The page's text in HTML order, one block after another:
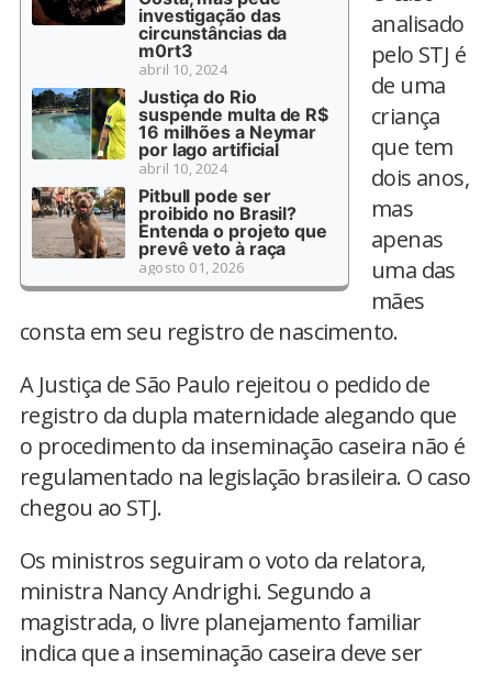
investigação das
circunstâncias da
m0rt3
abril 10, 2024
Justiça do Rio
suspende multa de R$
16 milhões a Neymar
por lago artificial
abril 10, 2024
Pitbull pode ser
proibido no Brasil?
Entenda o projeto que
prevê veto à raça
agosto 01, 2026
analisado
pelo STJ é
de uma
criança
que tem
dois anos,
mas
apenas
uma das
mães
consta em seu registro de nascimento.
A Justiça de São Paulo rejeitou o pedido de
registro da dupla maternidade alegando que
o procedimento da inseminação caseira não é
regulamentado na legislação brasileira. O caso
chegou ao STJ.
Os ministros seguiram o voto da relatora,
ministra Nancy Andrighi. Segundo a
magistrada, o livre planejamento familiar
indica que a inseminação caseira deve ser